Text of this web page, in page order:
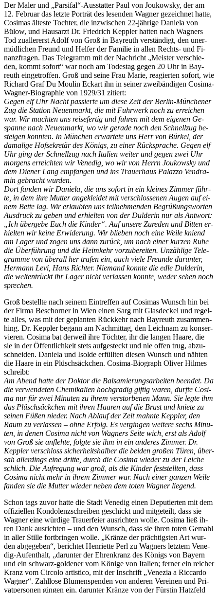
Der Ma­ler und „Parsifal“-Ausstatter Paul von Jou­kow­sky, der am
12. Fe­bru­ar das letz­te Por­trät des le­sen­den Wag­ner ge­zeich­net hat­te,
Co­si­mas äl­tes­te Toch­ter, die in­zwi­schen 22-jäh­ri­ge Da­nie­la von
Bülow, und Haus­arzt Dr. Fried­rich Kepp­ler hat­ten nach Wag­ners
Tod zu­al­ler­erst Adolf von Groß in Bay­reuth ver­stän­digt, den un­er­
müd­li­chen Freund und Hel­fer der Fa­mi­lie in al­len Rechts- und Fi­
nanz­fra­gen. Das Te­le­gramm mit der Nach­richt „Meis­ter ver­schie­
den, kommt so­fort“ war noch am To­des­tag ge­gen 20 Uhr in Bay­
reuth ein­ge­trof­fen. Groß und sei­ne Frau Ma­rie, re­agier­ten so­fort, wie
Ri­chard Graf Du Moulin Eck­art ihn in sei­ner zwei­bän­di­gen Co­si­ma-
Wag­ner-Bio­gra­phie von 1929/31 zitiert:
Ge­gen elf Uhr Nacht pas­sier­te um die­se Zeit der Ber­lin-Mün­che­ner
Zug die Sta­ti­on Neu­en­markt, die mit Fuhr­werk noch zu er­rei­chen
war. Wir mach­ten uns rei­se­fer­tig und fuh­ren mit dem ei­ge­nen Ge­
span­ne nach Neu­en­markt, wo wir ge­ra­de noch den Schnell­zug be­
stei­gen konn­ten. In Mün­chen er­war­te­te uns Herr von Bür­kel, der
da­ma­li­ge Hof­se­kre­tär des Kö­nigs, zu ei­ner Rück­spra­che. Ge­gen elf
Uhr ging der Schnell­zug nach Ita­li­en wei­ter und ge­gen zwei Uhr
mor­gens er­reich­ten wir Ve­ne­dig, wo wir von Herrn Jou­kow­sky und
dem Die­ner Lang emp­fan­gen und ins Trau­er­haus Pa­laz­zo Ven­d­ra­
min ge­bracht wurden.
Dort fan­den wir Da­nie­la, die uns so­fort in ein klei­nes Zim­mer führ­
te, in dem ihre Mut­ter an­ge­klei­det mit ver­schlos­se­nen Au­gen auf ei­
nem Bet­te lag. Wir er­laub­ten uns teil­neh­men­den Be­grü­ßungs­wor­ten
Aus­druck zu ge­ben und er­hiel­ten von der Dulde­rin nur als Ant­wort:
„Ich über­ge­be Euch die Kin­der“. Auf un­se­re Zu­re­den und Bit­ten er­
hiel­ten wir kei­ne Er­wi­de­rung. Wir blie­ben noch eine Wei­le kniend
am La­ger und zo­gen uns dann zu­rück, um nach ei­ner kur­zen Ruhe
die Über­füh­rung und die Heim­kehr vor­zu­be­rei­ten. Un­zäh­li­ge Te­le­
gram­me von über­all her tra­fen ein, auch vie­le Freun­de dar­un­ter,
Her­mann Levi, Hans Rich­ter. Nie­mand konn­te die edle Dulde­rin,
die welt­ent­rückt ihr La­ger nicht ver­las­sen konn­te, we­der se­hen noch
sprechen.
Groß be­stell­te nach sei­nem Ein­tref­fen auf Co­si­mas Wunsch hin bei
der Fir­ma Be­schor­ner in Wien ei­nen Sarg mit Glas­de­ckel und re­gel­
te al­les, was mit der ge­plan­ten Rück­kehr nach Bay­reuth zu­sam­men­
hing. Dr. Kepp­ler be­gann am Nach­mit­tag, den Leich­nam zu kon­ser­
vie­ren. Co­si­ma bat der­weil ihre Töch­ter, ihr die lan­gen Haa­re, die
sie in der Öf­fent­lich­keit stets auf­ge­steckt und nie of­fen trug, ab­zu­
schnei­den. Da­nie­la und Isol­de er­füll­ten die­sen Wunsch und näh­ten
die Haa­re in ein Plüsch­säck­chen. Co­si­ma-Bio­graph Oli­ver Hil­mes
schreibt:
Am Abend hat­te der Dok­tor die Bal­sa­mie­rungs­ar­bei­ten be­en­det. Da
die ver­wen­de­ten Che­mi­ka­li­en hoch­gra­dig gif­tig wa­ren, durf­te Co­si­
ma nur für zwei Mi­nu­ten zu ih­rem ver­stor­be­nen Mann. Sie leg­te ihm
das Plüsch­säck­chen mit ih­ren Haa­ren auf die Brust und knie­te zu
sei­nen Fü­ßen nie­der. Nach Ab­lauf der Zeit mahn­te Kepp­ler, den
Raum zu ver­las­sen – ohne Er­folg. Es ver­gin­gen wei­te­re sechs Mi­nu­
ten, in de­nen Co­si­ma nicht von Wag­ners Sei­te wich, erst als Adolf
von Groß sie an­fleh­te, folg­te sie ihm in ein an­de­res Zim­mer. Dr.
Kepp­ler ver­schloss si­cher­heits­hal­ber die bei­den gro­ßen Tü­ren, über­
sah al­ler­dings eine drit­te, durch die Co­si­ma wie­der zu der Lei­che
schlich. Die Auf­re­gung war groß, als die Kin­der fest­stell­ten, dass
Co­si­ma nicht mehr in ih­rem Zim­mer war. Nach ei­ner gan­zen Wei­le
fan­den sie die Mut­ter wie­der ne­ben dem to­ten Wag­ner liegend.
Schon tags zu­vor hat­te die Stadt Ve­ne­dig ei­nen De­pu­tier­ten mit dem
of­fi­zi­el­len Kon­do­lenz­schrei­ben ge­schickt und mit­ge­teilt, dass sie
Wag­ner eine wür­di­ge Trau­er­fei­er aus­rich­ten wol­le. Co­si­ma ließ ih­
ren Dank aus­rich­ten – und den Wunsch, dass sie ih­ren to­ten Ge­mahl
in al­ler Stil­le fort­brin­gen wol­le. „Krän­ze der präch­tigs­ten Art wur­
den ab­ge­ge­ben“, be­rich­tet Hen­ri­et­te Perl zu Wag­ners letz­tem Ve­ne­
dig-Auf­ent­halt, „dar­un­ter der Eh­ren­kranz des Kö­nigs von Bay­ern
und ein schwarz-gol­de­ner vom Kö­ni­ge von Ita­li­en; fer­ner ein rei­cher
Kranz vom Cir­co­lo ar­tis­ti­co, mit der In­schrift „Ve­ne­zia a Ric­car­do
Wag­ner“. Zahl­lo­se Blu­men­spen­den von an­de­ren Ver­ei­nen und Pri­
vat­per­so­nen gin­gen ein, dar­un­ter Krän­ze von der Fürs­tin Hatz­feld